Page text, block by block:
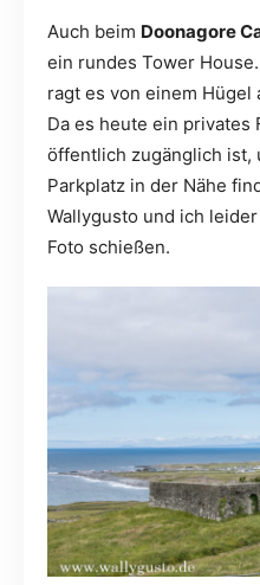
Auch beim Doonagore
ein rundes Tower
ragt es von einem Hügel
Da es heute ein privates
öffentlich zugänglich ist,
Parkplatz in der Nähe
Wallygusto und ich
Foto schießen.